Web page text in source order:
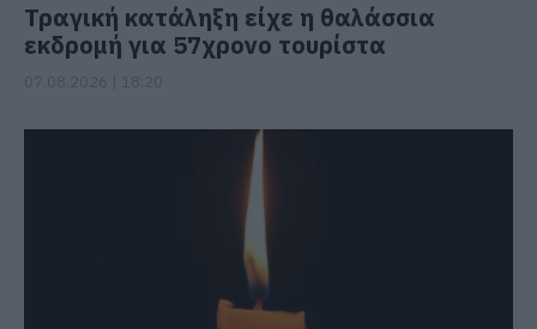
Τραγική κατάληξη είχε η θαλάσσια
εκδρομή για 57χρονο τουρίστα